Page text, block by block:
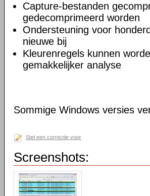
Capture-bestanden
gedecomprimeerd worden
Ondersteuning voor
nieuwe bij
Kleurenregels kunnen
gemakkelijker analyse
Sommige Windows versies
Stel een correctie voor
Screenshots: